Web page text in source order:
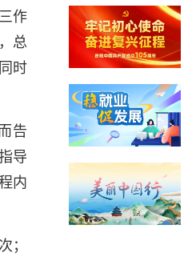
作
总
时
告
导
内
；